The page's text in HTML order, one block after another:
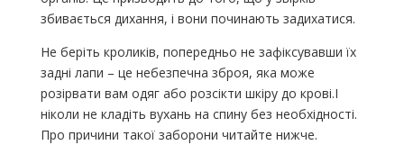
збивається дихання, і вони починають задихатися.
Не беріть кроликів, попередньо не зафіксувавши їх
задні лапи – це небезпечна зброя, яка може
розірвати вам одяг або розсікти шкіру до крові.І
ніколи не кладіть вухань на спину без необхідності.
Про причини такої заборони читайте нижче.